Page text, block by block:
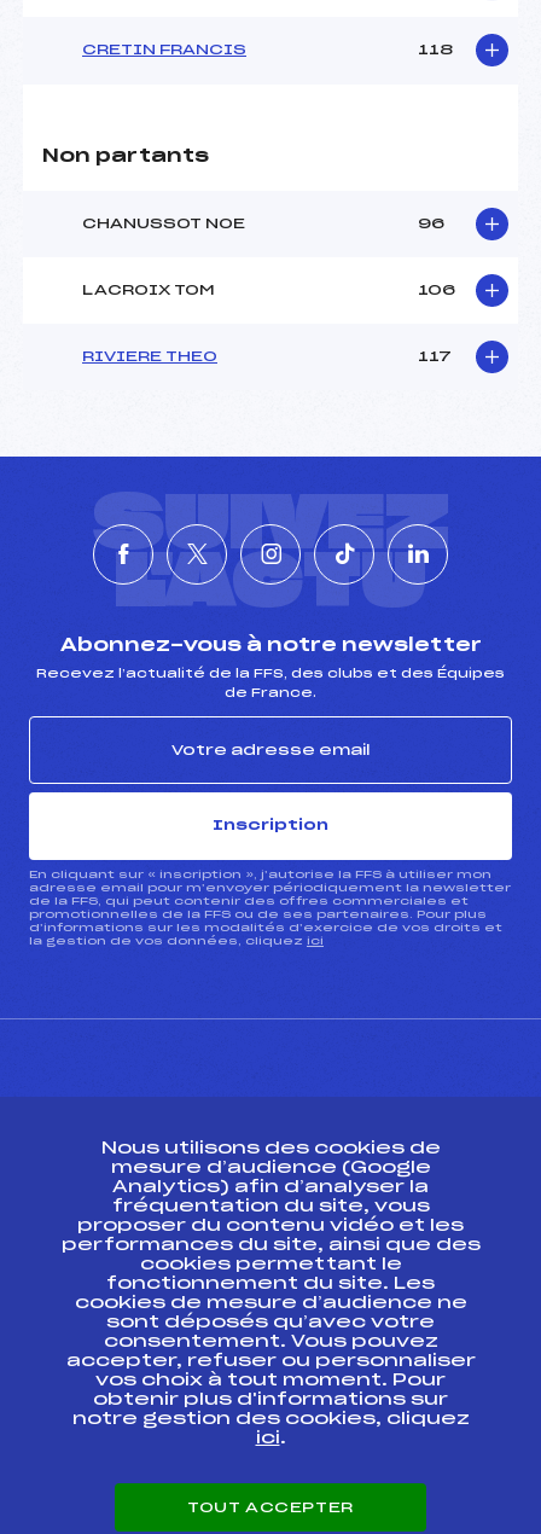
CRETIN FRANCIS 118
Non partants
CHANUSSOT NOE 96
LACROIX TOM 106
RIVIERE THEO 117
SUIVEZ
L'ACTU
Abonnez-vous à notre newsletter
Recevez l’actualité de la FFS, des clubs et des Équipes
de France.
Inscription
En cliquant sur « inscription », j’autorise la FFS à utiliser mon
adresse email pour m’envoyer périodiquement la newsletter
de la FFS, qui peut contenir des offres commerciales et
promotionnelles de la FFS ou de ses partenaires. Pour plus
d’informations sur les modalités d’exercice de vos droits et
la gestion de vos données, cliquez ici
Ressources
Pass’Neige
Projet sportif fédéral
Projet de performance fédéral
Antidopage
Pôle Développement, Formation, Suivi
Scientifique
Listes ministérielles
Pôle vie de l’athlète
Enseignement professionnel
Carrières
Nous utilisons des cookies de
mesure d’audience (Google
Analytics) afin d’analyser la
fréquentation du site, vous
proposer du contenu vidéo et les
performances du site, ainsi que des
cookies permettant le
fonctionnement du site. Les
cookies de mesure d’audience ne
sont déposés qu’avec votre
consentement. Vous pouvez
accepter, refuser ou personnaliser
vos choix à tout moment. Pour
obtenir plus d'informations sur
notre gestion des cookies, cliquez
ici.
TOUT ACCEPTER